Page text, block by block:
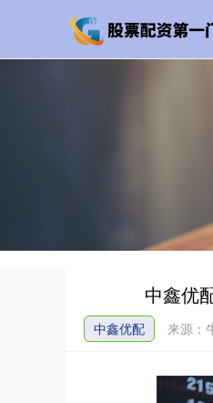
中鑫优
中鑫优配 来源：